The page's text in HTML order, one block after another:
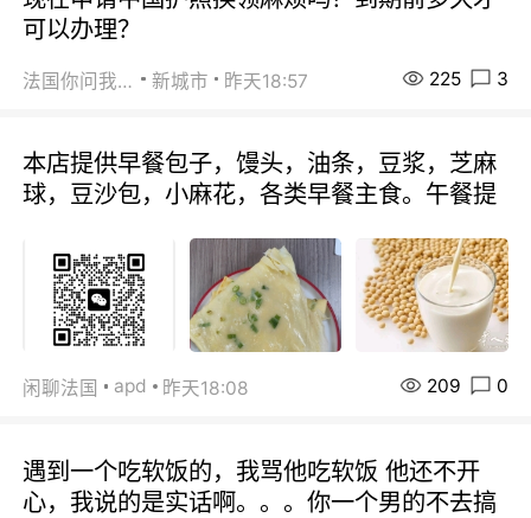
可以办理？
法国你问我答 新城市 昨天18:57 225 3
本店提供早餐包子，馒头，油条，豆浆，芝麻
球，豆沙包，小麻花，各类早餐主食。午餐提
闲聊法国 apd 昨天18:08 209 0
遇到一个吃软饭的，我骂他吃软饭 他还不开
心，我说的是实话啊。。。你一个男的不去搞